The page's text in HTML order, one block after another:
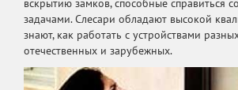
вскрытию замков, способные справиться
задачами. Слесари обладают высокой
знают, как работать с устройствами
отечественных и зарубежных.